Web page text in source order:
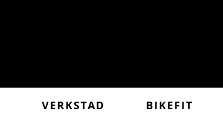
VERKSTAD BIKEFIT